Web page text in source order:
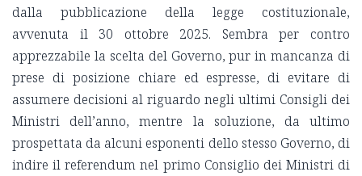
dalla pubblicazione della legge costituzionale,
avvenuta il 30 ottobre 2025. Sembra per contro
apprezzabile la scelta del Governo, pur in mancanza di
prese di posizione chiare ed espresse, di evitare di
assumere decisioni al riguardo negli ultimi Consigli dei
Ministri dell’anno, mentre la soluzione, da ultimo
prospettata da alcuni esponenti dello stesso Governo, di
indire il referendum nel primo Consiglio dei Ministri di